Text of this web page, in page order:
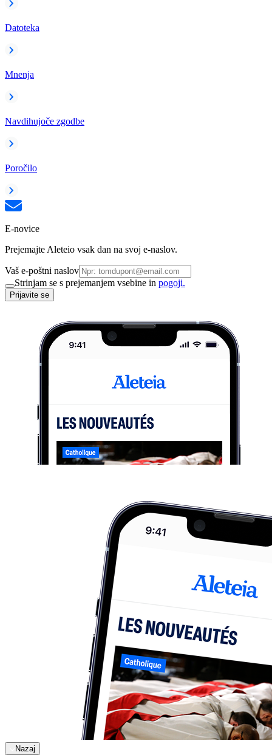
Datoteka
Mnenja
Navdihujoče zgodbe
Poročilo
E-novice
Prejemajte Aleteio vsak dan na svoj e-naslov.
Vaš e-poštni naslov
Strinjam se s prejemanjem vsebine in pogoji.
Prijavite se
Nazaj